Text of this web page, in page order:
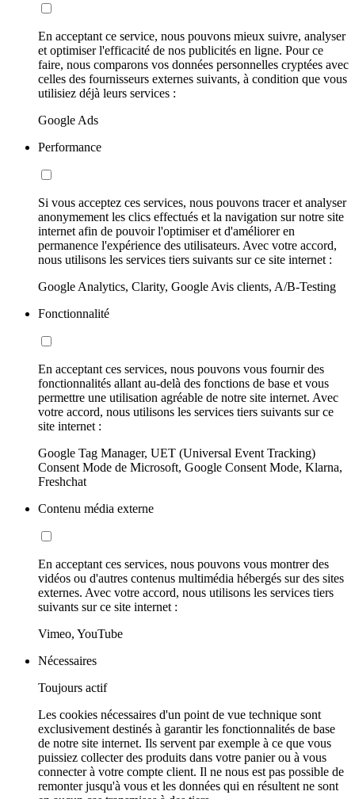
En acceptant ce service, nous pouvons mieux suivre, analyser
et optimiser l'efficacité de nos publicités en ligne. Pour ce
faire, nous comparons vos données personnelles cryptées avec
celles des fournisseurs externes suivants, à condition que vous
utilisiez déjà leurs services :
Google Ads
Performance
Si vous acceptez ces services, nous pouvons tracer et analyser
anonymement les clics effectués et la navigation sur notre site
internet afin de pouvoir l'optimiser et d'améliorer en
permanence l'expérience des utilisateurs. Avec votre accord,
nous utilisons les services tiers suivants sur ce site internet :
Google Analytics, Clarity, Google Avis clients, A/B-Testing
Fonctionnalité
En acceptant ces services, nous pouvons vous fournir des
fonctionnalités allant au-delà des fonctions de base et vous
permettre une utilisation agréable de notre site internet. Avec
votre accord, nous utilisons les services tiers suivants sur ce
site internet :
Google Tag Manager, UET (Universal Event Tracking)
Consent Mode de Microsoft, Google Consent Mode, Klarna,
Freshchat
Contenu média externe
En acceptant ces services, nous pouvons vous montrer des
vidéos ou d'autres contenus multimédia hébergés sur des sites
externes. Avec votre accord, nous utilisons les services tiers
suivants sur ce site internet :
Vimeo, YouTube
Nécessaires
Toujours actif
Les cookies nécessaires d'un point de vue technique sont
exclusivement destinés à garantir les fonctionnalités de base
de notre site internet. Ils servent par exemple à ce que vous
puissiez collecter des produits dans votre panier ou à vous
connecter à votre compte client. Il ne nous est pas possible de
remonter jusqu'à vous et les données qui en résultent ne sont